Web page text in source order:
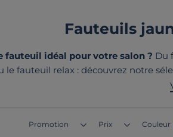
Fauteuils
fauteuil idéal pour votre salon ? Du
le fauteuil relax : découvrez notre
Promotion Prix Couleur